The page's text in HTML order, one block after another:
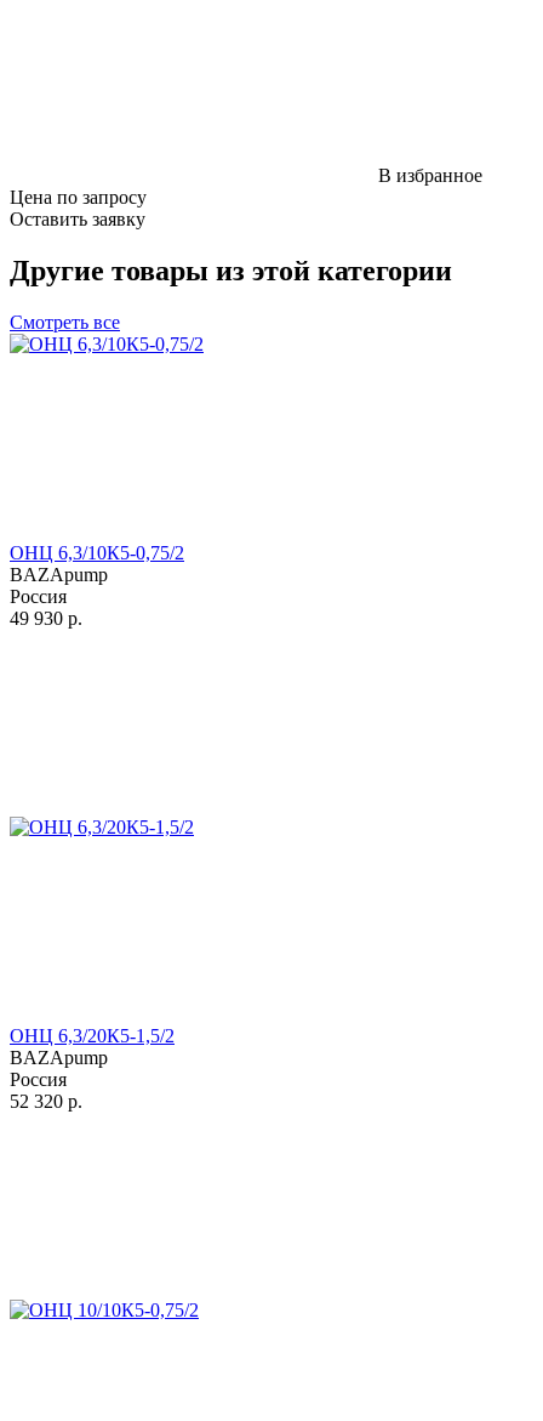
В избранное
Цена по запросу
Оставить заявку
Другие товары из этой категории
Смотреть все
ОНЦ 6,3/10К5-0,75/2
BAZApump
Россия
49 930 р.
ОНЦ 6,3/20К5-1,5/2
BAZApump
Россия
52 320 р.